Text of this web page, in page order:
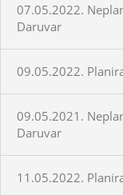
07.05.2022.
Daruvar
09.05.2022.
09.05.2021.
Daruvar
11.05.2022.